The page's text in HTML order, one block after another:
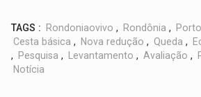
TAGS : Rondoniaovivo , Rondônia ,
Cesta básica , Nova redução , Queda ,
,
Pesquisa , Levantamento , Avaliação ,
Notícia